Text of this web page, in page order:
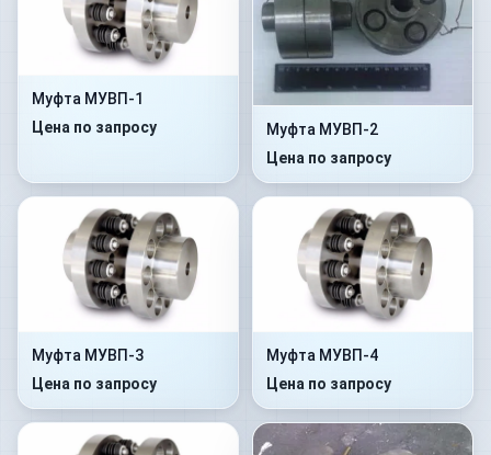
Муфта МУВП-1
Цена по запросу
Муфта МУВП-2
Цена по запросу
Муфта МУВП-3
Цена по запросу
Муфта МУВП-4
Цена по запросу